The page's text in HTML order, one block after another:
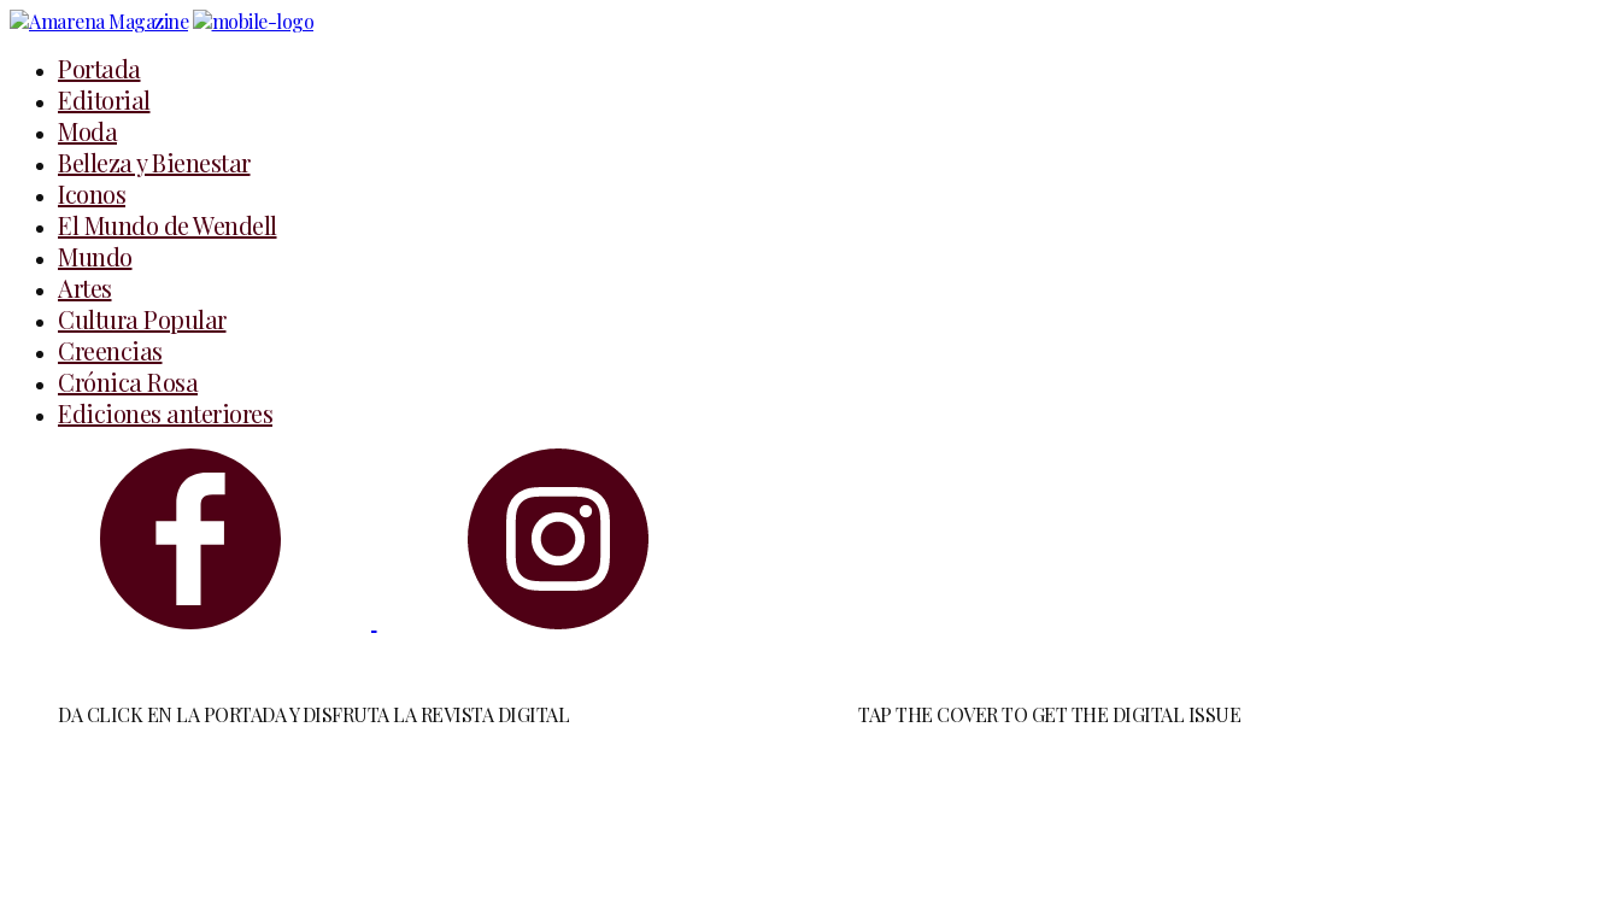
Skip
ContentPortada
Editorial
Moda
Belleza y Bienestar
Iconos
El Mundo de Wendell
Mundo
Artes
Cultura Popular
Creencias
Crónica Rosa
Ediciones anteriores
DA CLICK EN LA PORTADA Y DISFRUTA LA REVISTA DIGITAL TAP THE COVER TO GET THE DIGITAL ISSUE